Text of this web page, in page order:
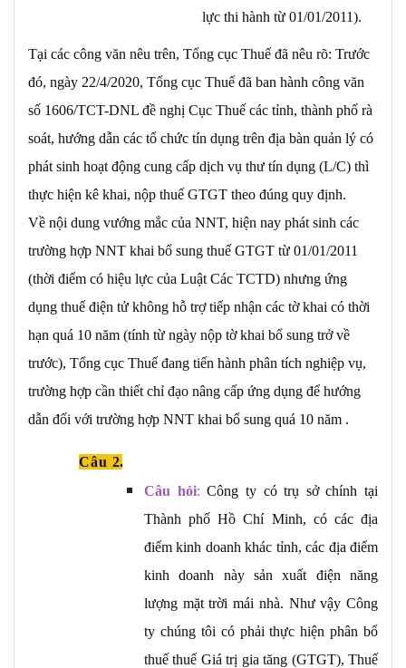
lực thi hành từ 01/01/2011).
Tại các công văn nêu trên, Tổng cục Thuế đã nêu rõ: Trước
đó, ngày 22/4/2020, Tổng cục Thuế đã ban hành công văn
số 1606/TCT-DNL đề nghị Cục Thuế các tỉnh, thành phố rà
soát, hướng dẫn các tổ chức tín dụng trên địa bàn quản lý có
phát sinh hoạt động cung cấp dịch vụ thư tín dụng (L/C) thì
thực hiện kê khai, nộp thuế GTGT theo đúng quy định.
Về nội dung vướng mắc của NNT, hiện nay phát sinh các
trường hợp NNT khai bổ sung thuế GTGT từ 01/01/2011
(thời điểm có hiệu lực của Luật Các TCTD) nhưng ứng
dụng thuế điện tử không hỗ trợ tiếp nhận các tờ khai có thời
hạn quá 10 năm (tính từ ngày nộp tờ khai bổ sung trở về
trước), Tổng cục Thuế đang tiến hành phân tích nghiệp vụ,
trường hợp cần thiết chỉ đạo nâng cấp ứng dụng để hướng
dẫn đối với trường hợp NNT khai bổ sung quá 10 năm .
Câu2.
Câu hỏi: Công ty có trụ sở chính tại
Thành phố Hồ Chí Minh, có các địa
điểm kinh doanh khác tỉnh, các địa điểm
kinh doanh này sản xuất điện năng
lượng mặt trời mái nhà. Như vậy Công
ty chúng tôi có phải thực hiện phân bổ
thuế thuế Giá trị gia tăng (GTGT), Thuế